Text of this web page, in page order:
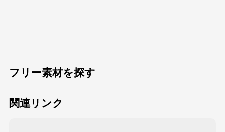
フリー素材を探す
関連リンク